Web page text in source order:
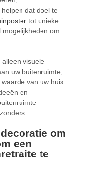
dat doel te
tot unieke
mogelijkheden om
alleen visuele
uw buitenruimte,
van uw huis.
en
om
een
te